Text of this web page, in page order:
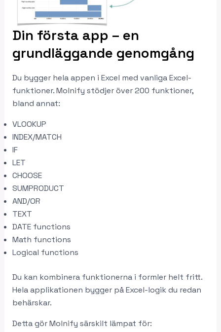
Din första app – en
grundläggande genomgång
Du bygger hela appen i Excel med vanliga Excel-
funktioner. Molnify stödjer över 200 funktioner,
bland annat:
VLOOKUP
INDEX/MATCH
IF
LET
CHOOSE
SUMPRODUCT
AND/OR
TEXT
DATE functions
Math functions
Logical functions
Du kan kombinera funktionerna i formler helt fritt.
Hela applikationen bygger på Excel-logik du redan
behärskar.
Detta gör Molnify särskilt lämpat för: